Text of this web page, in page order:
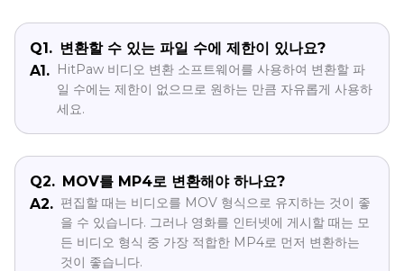
Q1. 변환할 수 있는 파일 수에 제한이 있나요?
A1. HitPaw 비디오 변환 소프트웨어를 사용하여 변환할 파
일 수에는 제한이 없으므로 원하는 만큼 자유롭게 사용하
세요.
Q2. MOV를 MP4로 변환해야 하나요?
A2. 편집할 때는 비디오를 MOV 형식으로 유지하는 것이 좋
을 수 있습니다. 그러나 영화를 인터넷에 게시할 때는 모
든 비디오 형식 중 가장 적합한 MP4로 먼저 변환하는
것이 좋습니다.